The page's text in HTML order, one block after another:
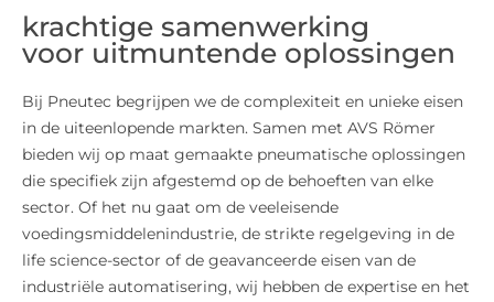
krachtige samenwerking
voor uitmuntende oplossingen
Bij Pneutec begrijpen we de complexiteit en unieke eisen
in de uiteenlopende markten. Samen met AVS Römer
bieden wij op maat gemaakte pneumatische oplossingen
die specifiek zijn afgestemd op de behoeften van elke
sector. Of het nu gaat om de veeleisende
voedingsmiddelenindustrie, de strikte regelgeving in de
life science-sector of de geavanceerde eisen van de
industriële automatisering, wij hebben de expertise en het